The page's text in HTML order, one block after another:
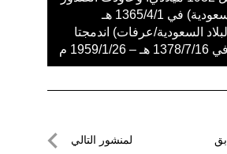
باسم (البلاد السعودية) في 1365/4/1 هـ
4 م (البلاد السعودية/عرفات) اندمجتا
1/26 م
لمنشور التالي